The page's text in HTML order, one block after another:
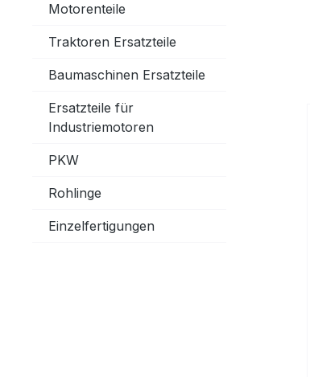
Motorenteile
Traktoren Ersatzteile
Baumaschinen Ersatzteile
Ersatzteile für
Industriemotoren
PKW
Rohlinge
Einzelfertigungen